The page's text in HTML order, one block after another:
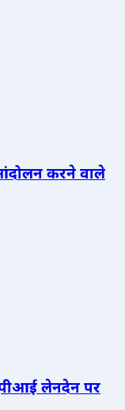
करने वाले
लेनदेन पर